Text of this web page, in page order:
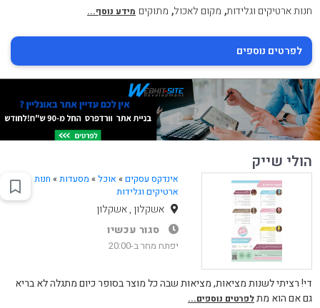
חנות ארטיקים וגלידות, מקום לאכול, מתוקים מידע נוסף...
לפרטים נוספים
הולי שייק
אינדקס עסקים » אוכל» מסעדות» חנות
ארטיקים וגלידות
אשקלון , אשקלון
סגור עכשיו
יפתח מחר ב-20:00
די! רציתי לשנות מציאות, מציאות שבה כל מוצר בסופר כיום מתגלה לא בריא
גם אם הוא מתלפרטים נוספים...